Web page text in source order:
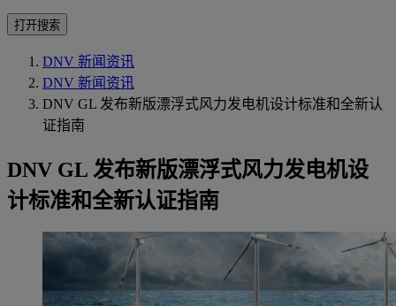
打开搜索
DNV 新闻资讯
DNV 新闻资讯
DNV GL 发布新版漂浮式风力发电机设计标准和全新认
证指南
DNV GL 发布新版漂浮式风力发电机设
计标准和全新认证指南